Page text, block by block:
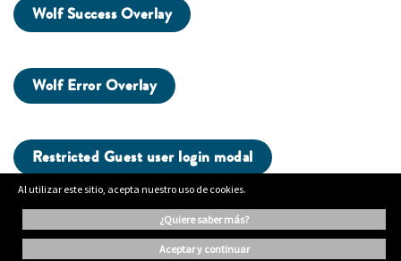
Wolf Success Overlay
Wolf Error Overlay
Restricted Guest user login modal
Al utilizar este sitio, acepta nuestro uso de cookies.
¿quiere saber más?
aceptar y continuar